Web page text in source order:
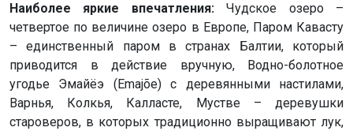
Наиболее яркие впечатления:Чудское озеро –
четвертое по величине озеро в Европе, Паром Кавасту
– единственный паром в странах Балтии, который
приводится в действие вручную, Водно-болотное
угодье Эмайёэ (Emajõe) с деревянными настилами,
Варнья, Колкья, Калласте, Мустве – деревушки
староверов, в которых традиционно выращивают лук,